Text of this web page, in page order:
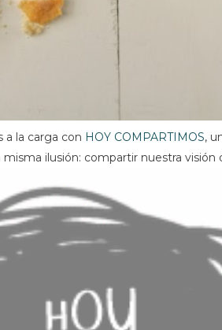
a la carga con HOY COMPARTIMOS,
ilusión: compartir nuestra visión